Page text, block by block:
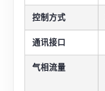
控制方式
通讯接口
气相流量